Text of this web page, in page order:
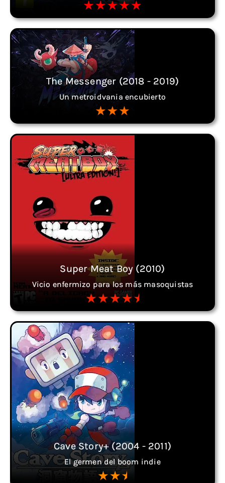
The Messenger (2018 - 2019)
Un metroidvania encubierto
Super Meat Boy (2010)
Vicio enfermizo para los más masoquistas
Cave Story+ (2004 - 2011)
El germen del boom indie